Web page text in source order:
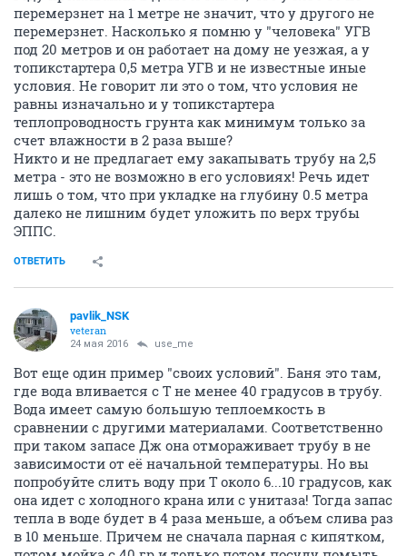
перемерзнет на 1 метре не значит, что у другого не
перемерзнет. Насколько я помню у "человека" УГВ
под 20 метров и он работает на дому не уезжая, а у
топикстартера 0,5 метра УГВ и не известные иные
условия. Не говорит ли это о том, что условия не
равны изначально и у топикстартера
теплопроводность грунта как минимум только за
счет влажности в 2 раза выше?
Никто и не предлагает ему закапывать трубу на 2,5
метра - это не возможно в его условиях! Речь идет
лишь о том, что при укладке на глубину 0.5 метра
далеко не лишним будет уложить по верх трубы
ЭППС.
ОТВЕТИТЬ
pavlik_NSK
veteran
24 мая 2016 use_me
Вот еще один пример "своих условий". Баня это там,
где вода вливается с Т не менее 40 градусов в трубу.
Вода имеет самую большую теплоемкость в
сравнении с другими материалами. Соответственно
при таком запасе Дж она отмораживает трубу в не
зависимости от её начальной температуры. Но вы
попробуйте слить воду при Т около 6...10 градусов, как
она идет с холодного крана или с унитаза! Тогда запас
тепла в воде будет в 4 раза меньше, а объем слива раз
в 10 меньше. Причем не сначала парная с кипятком,